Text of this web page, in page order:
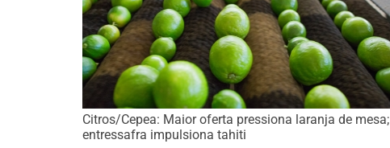
Citros/Cepea: Maior oferta pressiona laranja de mesa;
entressafra impulsiona tahiti